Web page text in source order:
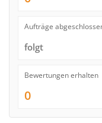
Aufträge
folgt
Bewertungen erhalten
0